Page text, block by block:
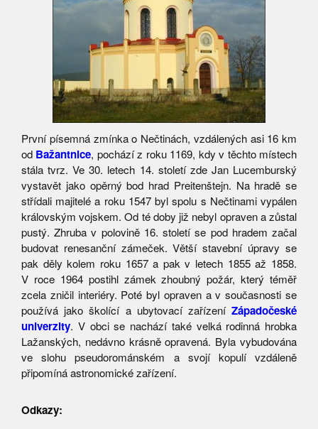
První písemná zmínka o Nečtinách, vzdálených asi 16 km
od Bažantnice, pochází z roku 1169, kdy v těchto místech
stála tvrz. Ve 30. letech 14. století zde Jan Lucemburský
vystavět jako opěrný bod hrad Preitenštejn. Na hradě se
střídali majitelé a roku 1547 byl spolu s Nečtinami vypálen
královským vojskem. Od té doby již nebyl opraven a zůstal
pustý. Zhruba v polovině 16. století se pod hradem začal
budovat renesanční zámeček. Větší stavební úpravy se
pak děly kolem roku 1657 a pak v letech 1855 až 1858.
V roce 1964 postihl zámek zhoubný požár, který téměř
zcela zničil interiéry. Poté byl opraven a v současnosti se
používá jako školící a ubytovací zařízení Západočeské
univerzity. V obci se nachází také velká rodinná hrobka
Lažanských, nedávno krásně opravená. Byla vybudována
ve slohu pseudorománském a svojí kopulí vzdáleně
připomíná astronomické zařízení.
Odkazy: